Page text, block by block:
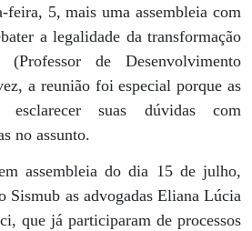
5, mais uma assembleia com
a legalidade da transformação
de Desenvolvimento
a reunião foi especial porque as
esclarecer suas dúvidas com
no assunto.
assembleia do dia 15 de julho,
Sismub as advogadas Eliana Lúcia
que já participaram de processos